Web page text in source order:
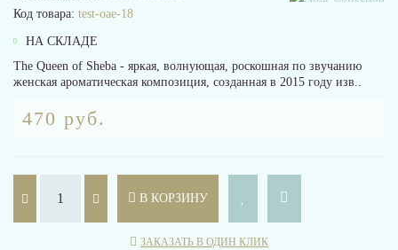
Код товара: test-oae-18
НА СКЛАДЕ
The Queen of Sheba - яркая, волнующая, роскошная по звучанию
женская ароматическая композиция, созданная в 2015 году изв..
470 руб.
В КОРЗИНУ
ЗАКАЗАТЬ В ОДИН КЛИК